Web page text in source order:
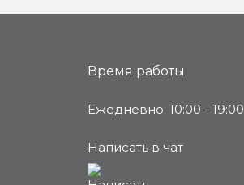
Время работы
Ежедневно: 10:00 - 19:00
Написать в чат